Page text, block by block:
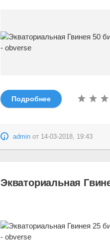
Подробнее
admin от 14-03-2018, 19:43
Экваториальная